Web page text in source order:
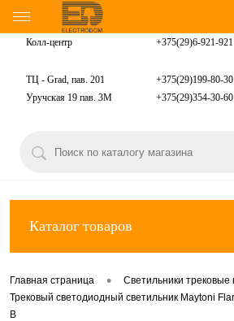
Колл-центр +375(29)6-921-921
ТЦ - Grad, пав. 201 +375(29)199-80-30
Уручская 19 пав. 3М +375(29)354-30-60
Каталог товаров
Главная страница • Светильники
Трековый светодиодный светильник Maytoni
B